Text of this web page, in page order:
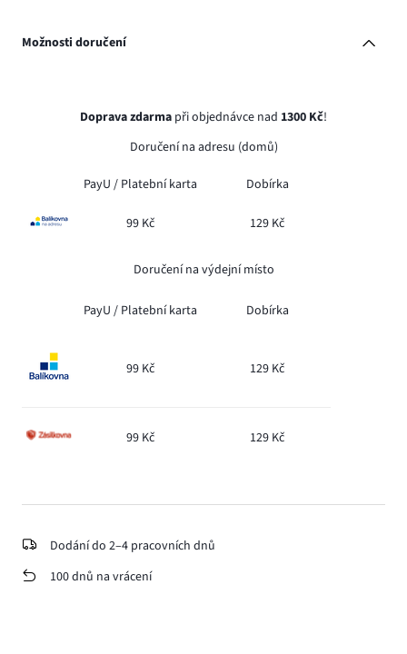
Možnosti doručení
Doprava zdarma při objednávce nad 1300 Kč!
Doručení na adresu (domů)
PayU / Platební karta Dobírka
99 Kč 129 Kč
Doručení na výdejní místo
PayU / Platební karta Dobírka
99 Kč 129 Kč
99 Kč 129 Kč
Dodání do 2–4 pracovních dnů
100 dnů na vrácení